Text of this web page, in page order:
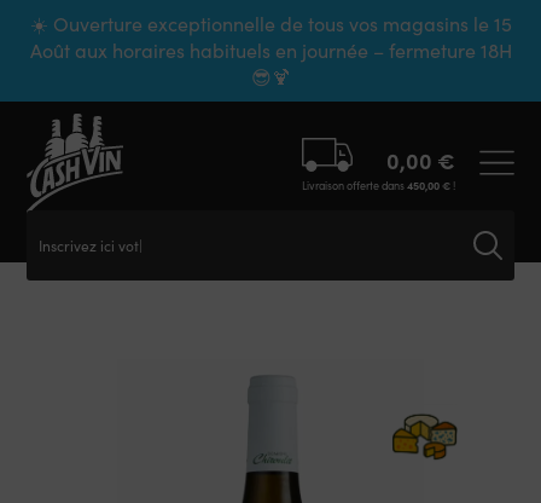
☀️ Ouverture exceptionnelle de tous vos magasins le 15
Août aux horaires habituels en journée – fermeture 18H
😎🍹
Inscrivez ici votre
0,00 €
Livraison offerte dans450,00 €!
Panneau de gestion des cookies